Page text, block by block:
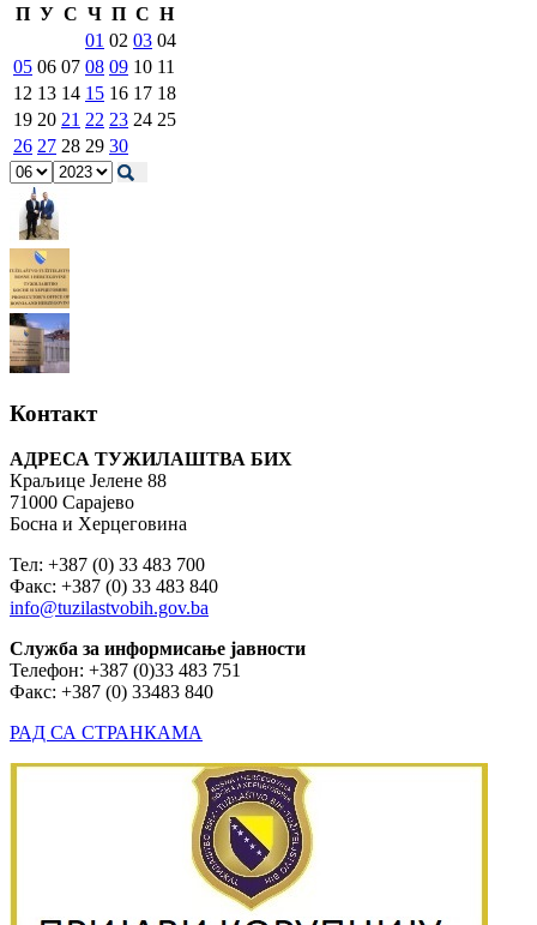
П У С Ч П С Н
01 02 03 04
05 06 07 08 09 10 11
12 13 14 15 16 17 18
19 20 21 22 23 24 25
26 27 28 29 30
Контакт
АДРЕСА ТУЖИЛАШТВА БИХ
Краљице Јелене 88
71000 Сарајево
Босна и Херцеговина
Тел: +387 (0) 33 483 700
Факс: +387 (0) 33 483 840
info@tuzilastvobih.gov.ba
Служба за информисање јавности
Телефон: +387 (0)33 483 751
Факс: +387 (0) 33483 840
РАД СА СТРАНКАМА